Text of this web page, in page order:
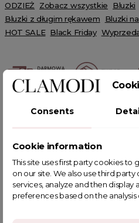
ODZIEŻ Zobacz wszystkie Bluzki
Bluzki z długim rękawem
Bluzki
HOT SALE Black Friday
POWIĄZANE TAGI
YOU MIGHT
Consents
Cookie information
This site uses first party cookies
on our site. We also use third
services, analyze and then
preferences based on the